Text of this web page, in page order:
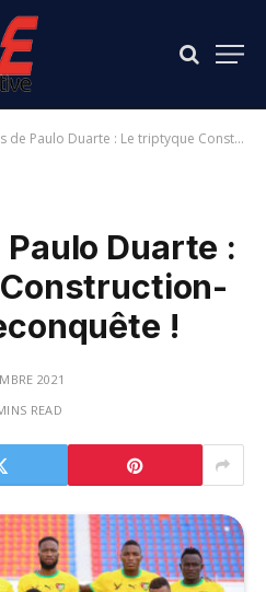
Duarte : Le triptyque Construction-Solidarité-Reconquête !
Duarte :
!
2021
READ